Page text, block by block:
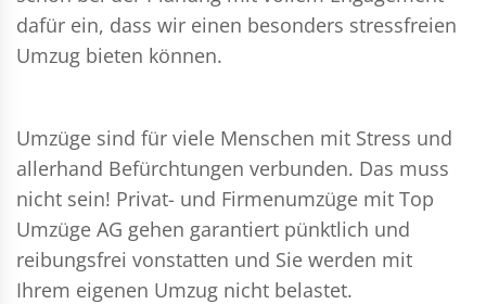
dafür ein, dass wir einen besonders stressfreien
Umzug bieten können.
Umzüge sind für viele Menschen mit Stress und
allerhand Befürchtungen verbunden. Das muss
nicht sein! Privat- und Firmenumzüge mit Top
Umzüge AG gehen garantiert pünktlich und
reibungsfrei vonstatten und Sie werden mit
Ihrem eigenen Umzug nicht belastet.